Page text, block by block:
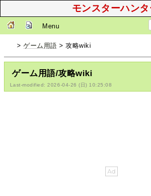
モンスターハン
Menu
>ゲーム用語 > 攻略wiki
ゲーム用語/攻略wiki
Last-modified: 2026-04-26 (日) 10:25:08